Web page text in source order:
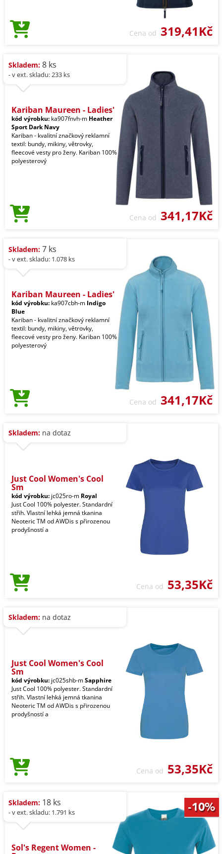
Cena od 319,41Kč
Skladem: 8 ks
- v ext. skladu: 233 ks
Kariban Maureen - Ladies'
kód výrobku: ka907fnvh-m Heather
Sport Dark Navy
Kariban - kvalitní značkový reklamní
textil: bundy, mikiny, větrovky,
fleecové vesty pro ženy. Kariban 100%
polyesterový
Cena od 341,17Kč
Skladem: 7 ks
- v ext. skladu: 1.078 ks
Kariban Maureen - Ladies'
kód výrobku: ka907cbh-m Indigo
Blue
Kariban - kvalitní značkový reklamní
textil: bundy, mikiny, větrovky,
fleecové vesty pro ženy. Kariban 100%
polyesterový
Cena od 341,17Kč
Skladem: na dotaz
Just Cool Women's Cool
Sm
kód výrobku: jc025ro-m Royal
Just Cool 100% polyester. Standardní
střih. Vlastní lehká jemná tkanina
Neoteric TM od AWDis s přirozenou
prodyšností a
Cena od 53,35Kč
Skladem: na dotaz
Just Cool Women's Cool
Sm
kód výrobku: jc025shb-mSapphire
Just Cool 100% polyester. Standardní
střih. Vlastní lehká jemná tkanina
Neoteric TM od AWDis s přirozenou
prodyšností a
Cena od 53,35Kč
Skladem: 18 ks
- v ext. skladu: 1.791 ks
Sol's Regent Women -